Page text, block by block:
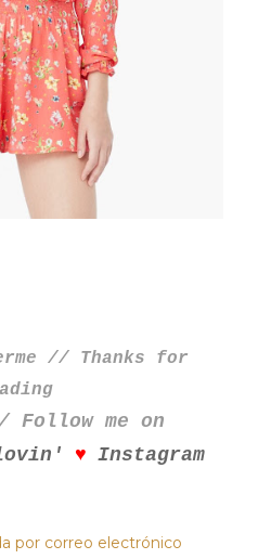
// Thanks for
Follow me on
♥ Instagram
por correo electrónico